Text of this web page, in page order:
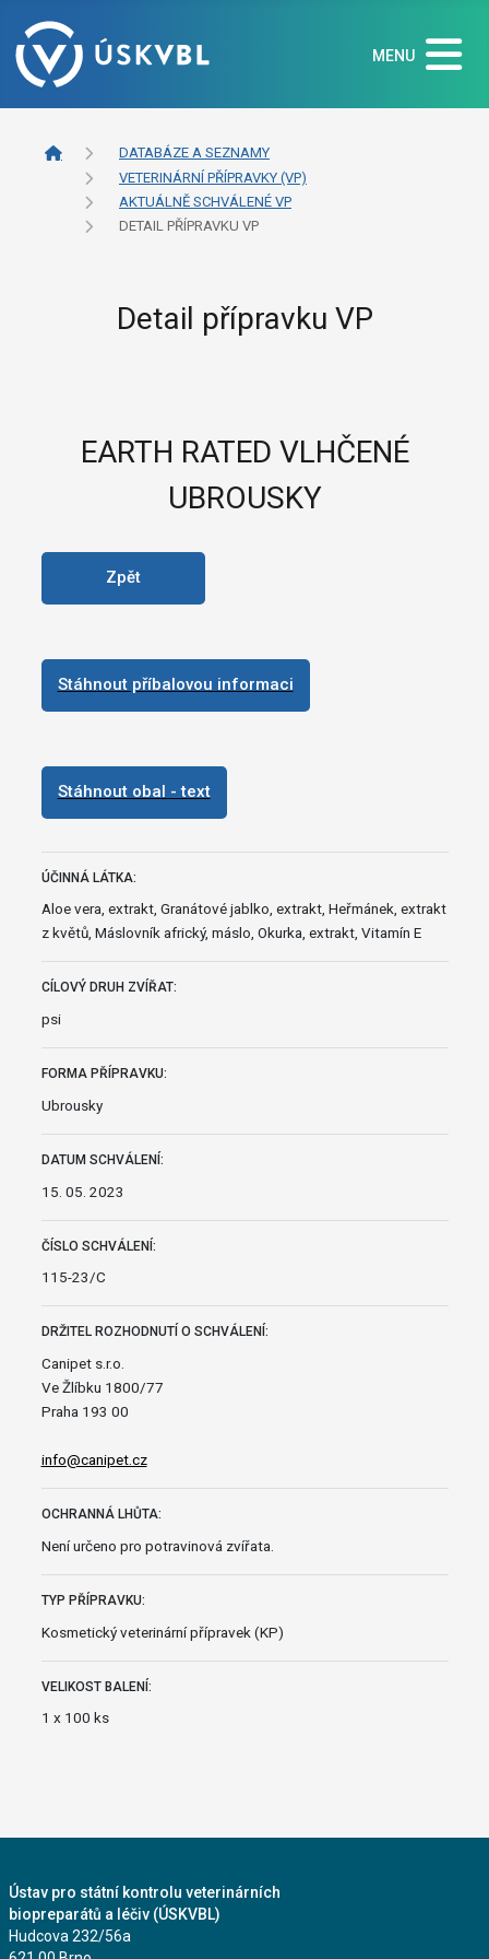
MENU
DATABÁZE A SEZNAMY
VETERINÁRNÍ PŘÍPRAVKY (VP)
AKTUÁLNĚ SCHVÁLENÉ VP
DETAIL PŘÍPRAVKU VP
Detail přípravku VP
EARTH RATED VLHČENÉ
UBROUSKY
Zpět
Stáhnout příbalovou informaci
Stáhnout obal - text
ÚČINNÁ LÁTKA:
Aloe vera, extrakt, Granátové jablko, extrakt, Heřmánek, extrakt
z květů, Máslovník africký, máslo, Okurka, extrakt, Vitamín E
CÍLOVÝ DRUH ZVÍŘAT:
psi
FORMA PŘÍPRAVKU:
Ubrousky
DATUM SCHVÁLENÍ:
15. 05. 2023
ČÍSLO SCHVÁLENÍ:
115-23/C
DRŽITEL ROZHODNUTÍ O SCHVÁLENÍ:
Canipet s.r.o.
Ve Žlíbku 1800/77
Praha 193 00
info@canipet.cz
OCHRANNÁ LHŮTA:
Není určeno pro potravinová zvířata.
TYP PŘÍPRAVKU:
Kosmetický veterinární přípravek (KP)
VELIKOST BALENÍ:
1 x 100 ks
Ústav pro státní kontrolu veterinárních
biopreparátů a léčiv (ÚSKVBL)
Hudcova 232/56a